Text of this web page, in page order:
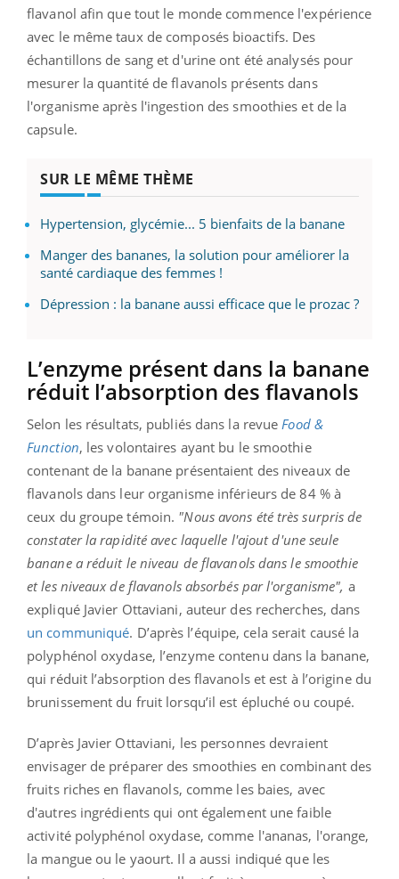
flavanol afin que tout le monde commence l'expérience
avec le même taux de composés bioactifs. Des
échantillons de sang et d'urine ont été analysés pour
mesurer la quantité de flavanols présents dans
l'organisme après l'ingestion des smoothies et de la
capsule.
SUR LE MÊME THÈME
Hypertension, glycémie... 5 bienfaits de la banane
Manger des bananes, la solution pour améliorer la
santé cardiaque des femmes !
Dépression : la banane aussi efficace que le prozac ?
L’enzyme présent dans la banane
réduit l’absorption des flavanols
Selon les résultats, publiés dans la revue Food &
Function, les volontaires ayant bu le smoothie
contenant de la banane présentaient des niveaux de
flavanols dans leur organisme inférieurs de 84 % à
ceux du groupe témoin. "Nous avons été très surpris de
constater la rapidité avec laquelle l'ajout d'une seule
banane a réduit le niveau de flavanols dans le smoothie
et les niveaux de flavanols absorbés par l'organisme", a
expliqué Javier Ottaviani, auteur des recherches, dans
un communiqué. D’après l’équipe, cela serait causé la
polyphénol oxydase, l’enzyme contenu dans la banane,
qui réduit l’absorption des flavanols et est à l’origine du
brunissement du fruit lorsqu’il est épluché ou coupé.
D’après Javier Ottaviani, les personnes devraient
envisager de préparer des smoothies en combinant des
fruits riches en flavanols, comme les baies, avec
d'autres ingrédients qui ont également une faible
activité polyphénol oxydase, comme l'ananas, l'orange,
la mangue ou le yaourt. Il a aussi indiqué que les